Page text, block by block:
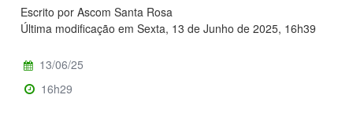
Escrito por Ascom Santa Rosa
Última modificação em Sexta, 13 de Junho de 2025, 16h39
13/06/25
16h29